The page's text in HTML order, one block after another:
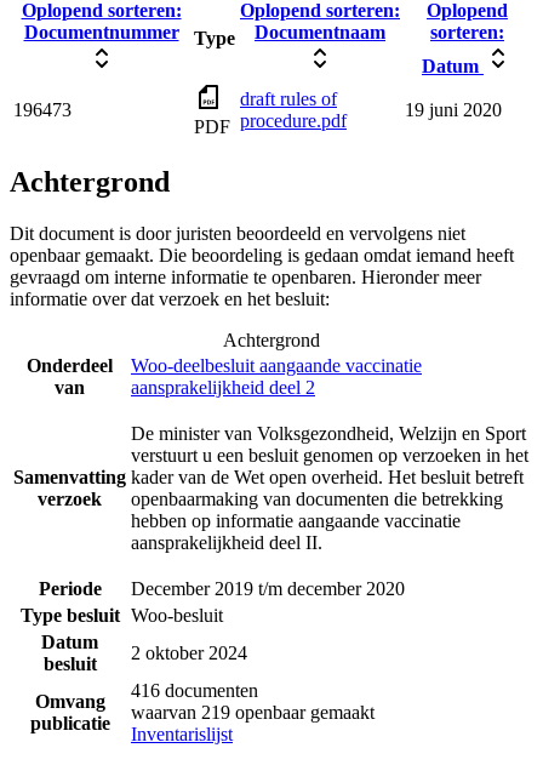
Oplopend sorteren:
Documentnummer
Type
Oplopend sorteren:
Documentnaam
Oplopend
sorteren:
Datum
196473
PDF
draft rules of
procedure.pdf
19 juni 2020
Achtergrond
Dit document is door juristen beoordeeld en vervolgens niet
openbaar gemaakt. Die beoordeling is gedaan omdat iemand heeft
gevraagd om interne informatie te openbaren. Hieronder meer
informatie over dat verzoek en het besluit:
Achtergrond
Onderdeel
van
Woo-deelbesluit aangaande vaccinatie
aansprakelijkheid deel 2
Samenvatting
verzoek
De minister van Volksgezondheid, Welzijn en Sport
verstuurt u een besluit genomen op verzoeken in het
kader van de Wet open overheid. Het besluit betreft
openbaarmaking van documenten die betrekking
hebben op informatie aangaande vaccinatie
aansprakelijkheid deel II.
Periode
December 2019 t/m december 2020
Type besluit Woo-besluit
Datum
besluit
2 oktober 2024
Omvang
publicatie
416 documenten
waarvan 219 openbaar gemaakt
Inventarislijst